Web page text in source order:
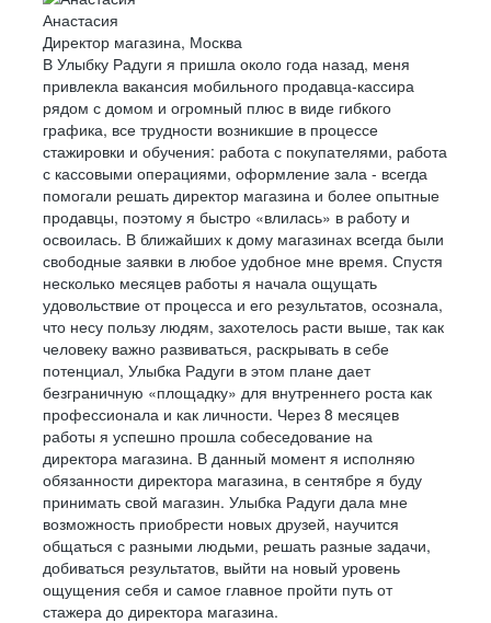
КИРОВОГРАД
СЕВАСТОПОЛЬ
СИМФЕРОПОЛЬ
ХАНТЫ-МАНСИЙСК
ТОЛЬЯТТИ
ДУДИНКА (КРАСНОЯРСКИЙ КРАЙ)
ТУРА (КРАСНОЯРСКИЙ КРАЙ)
АГИНСКОЕ (ЗАБАЙКАЛЬСКИЙ АО)
УСТЬ-ОРДЫНСКИЙ
ПАЛАНА
АНАДЫРЬ
СОЧИ
НОРИЛЬСК
ДЗЕРЖИНСК (НИЖЕГОРОДСКАЯ ОБЛАСТЬ)
АРЗАМАС
САРОВ
ОБНИНСК
САЛЕХАРД
КАРГОПОЛЬ
Анастасия
Директор магазина, Москва
В Улыбку Радуги я пришла около года назад, меня
привлекла вакансия мобильного продавца-кассира
рядом с домом и огромный плюс в виде гибкого
графика, все трудности возникшие в процессе
стажировки и обучения: работа с покупателями, работа
с кассовыми операциями, оформление зала - всегда
помогали решать директор магазина и более опытные
продавцы, поэтому я быстро «влилась» в работу и
освоилась. В ближайших к дому магазинах всегда были
свободные заявки в любое удобное мне время. Спустя
несколько месяцев работы я начала ощущать
удовольствие от процесса и его результатов, осознала,
что несу пользу людям, захотелось расти выше, так как
человеку важно развиваться, раскрывать в себе
потенциал, Улыбка Радуги в этом плане дает
безграничную «площадку» для внутреннего роста как
профессионала и как личности. Через 8 месяцев
работы я успешно прошла собеседование на
директора магазина. В данный момент я исполняю
обязанности директора магазина, в сентябре я буду
принимать свой магазин. Улыбка Радуги дала мне
возможность приобрести новых друзей, научится
общаться с разными людьми, решать разные задачи,
добиваться результатов, выйти на новый уровень
ощущения себя и самое главное пройти путь от
стажера до директора магазина.